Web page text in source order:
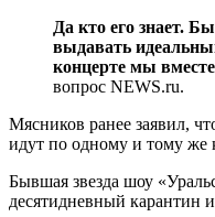
Да кто его знает.
выдавать
концерте мы
вопрос NEWS.ru.
Мясников ранее заявил,
идут по одному и тому же
Бывшая звезда шоу
десятидневный карантин